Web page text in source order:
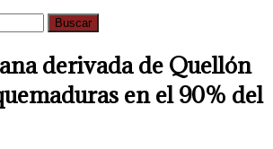
derivada de Quellón
en el 90% del